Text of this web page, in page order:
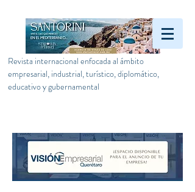
Revista internacional enfocada al ámbito
empresarial, industrial, turístico, diplomático,
educativo y gubernamental